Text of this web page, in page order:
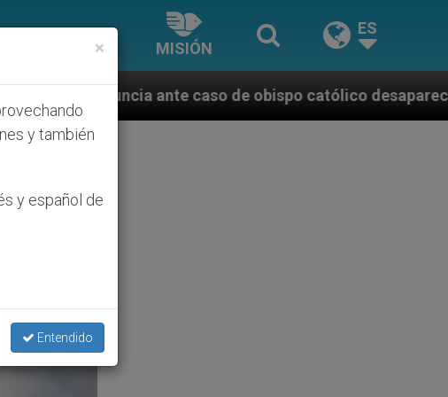
MISIÓN
ES
caso de obispo católico desaparecido por la dictadura
×
y también
y español de
Entendido